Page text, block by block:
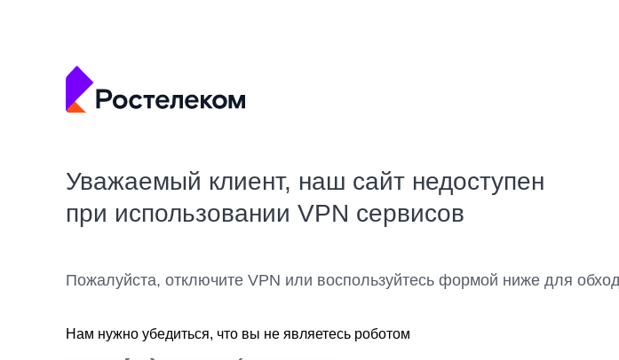
Уважаемый клиент, наш сайт недоступен
при использовании VPN сервисов
Пожалуйста, отключите VPN или воспользуйтесь формой ниже для
Нам нужно убедиться, что вы не являетесь роботом